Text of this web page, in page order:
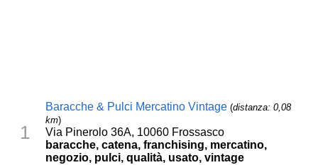
1
Baracche & Pulci Mercatino Vintage (distanza: 0,08
km)
Via Pinerolo 36A, 10060 Frossasco
baracche, catena, franchising, mercatino,
negozio, pulci, qualità, usato, vintage